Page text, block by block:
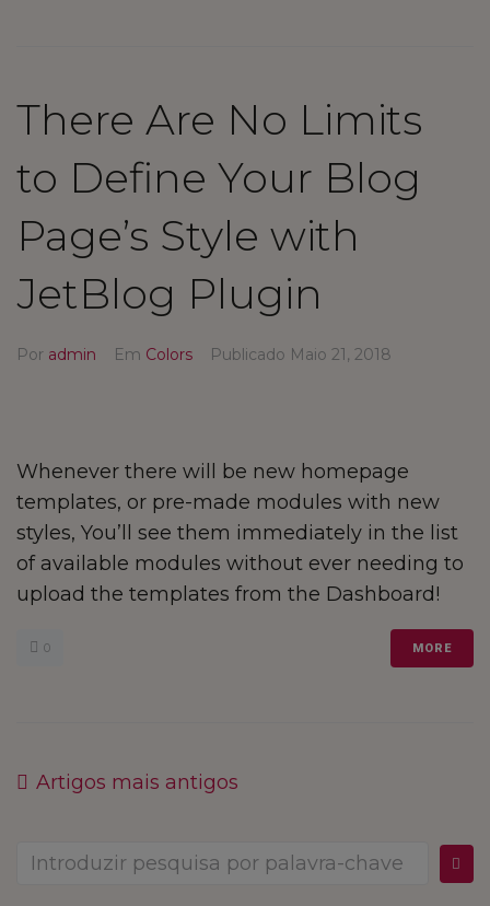
There Are No Limits
to Define Your Blog
Page’s Style with
JetBlog Plugin
Por admin Em Colors Publicado Maio 21, 2018
Whenever there will be new homepage
templates, or pre-made modules with new
styles, You’ll see them immediately in the list
of available modules without ever needing to
upload the templates from the Dashboard!
0 MORE
Artigos mais antigos